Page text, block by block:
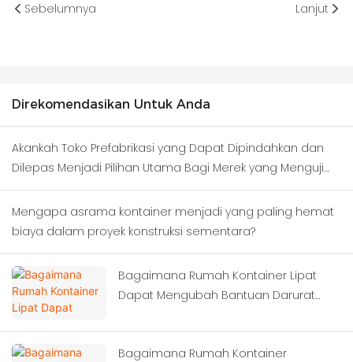
Sebelumnya Lanjut
Direkomendasikan Untuk Anda
Akankah Toko Prefabrikasi yang Dapat Dipindahkan dan
Dilepas Menjadi Pilihan Utama Bagi Merek yang Menguji
Kawasan Bisnis Baru?
Mengapa asrama kontainer menjadi yang paling hemat
biaya dalam proyek konstruksi sementara?
Bagaimana Rumah Kontainer Lipat
Dapat Mengubah Bantuan Darurat
Bagaimana Rumah Kontainer